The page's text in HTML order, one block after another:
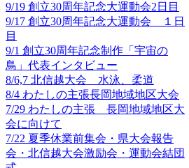
9/19 創立30周年記念大運動会2日目
9/17 創立30周年記念大運動会 １日
目
9/1 創立30周年記念制作「宇宙の
鳥」代表インタビュー
8/6,7 北信越大会 水泳、柔道
8/4 わたしの主張長岡地域地区大会
7/29 わたしの主張 長岡地域地区大
会に向けて
7/22 夏季休業前集会・県大会報告
会・北信越大会激励会・運動会結団